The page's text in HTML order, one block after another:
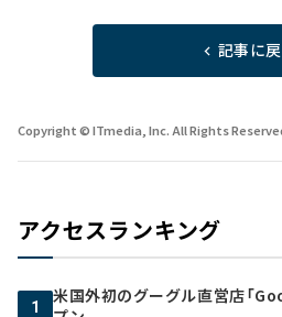
記事に
Copyright © ITmedia, Inc. All Rights
アクセスランキング
1
米国外初のグーグル直営店「